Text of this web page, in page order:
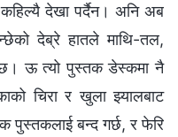
देखा पर्दैन। अनि अब
देब्रे हातले माथि-तल,
ऊ त्यो पुस्तक डेस्कमा नै
चिरा र खुला झ्यालबाट
पुस्तकलाई बन्द गर्छ, र फेरि